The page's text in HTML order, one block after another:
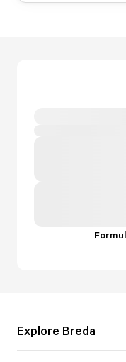
Explore Breda